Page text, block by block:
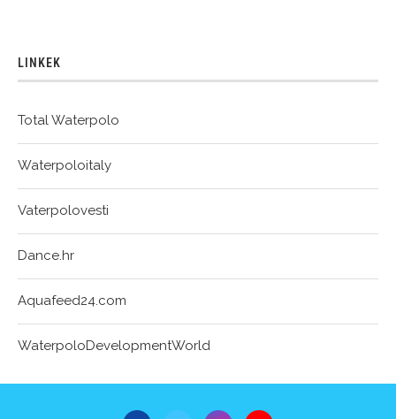
LINKEK
Total Waterpolo
Waterpoloitaly
Vaterpolovesti
Dance.hr
Aquafeed24.com
WaterpoloDevelopmentWorld